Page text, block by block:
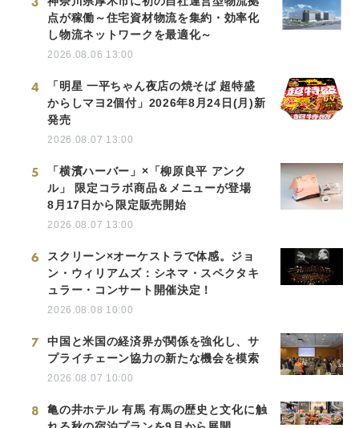
点が稼働～住宅資材物流を集約・効率化
し物流ネットワークを最適化～
2026.08.06 13:00
4
「明星 一平ちゃん夜店の焼そば 超特盛
からしマヨ2個付」2026年8月24日(月)新
発売
2026.08.07 13:00
5
「横濱ハーバー」×「柳原良平 アンク
ル」 限定コラボ商品＆メニューが登場
8月17日から限定販売開始
2026.08.07 13:00
6
スクリーン×オーケストラで体感。ジョ
ン・ウィリアムズ：シネマ・スペクタキ
ュラー・コンサート開催決定！
2026.08.08 10:00
7
中国と米国の経済界が関係を強化し、サ
プライチェーン協力の新たな機会を模索
2026.08.07 10:00
8
亀の井ホテル 有馬 有馬の歴史と文化に触